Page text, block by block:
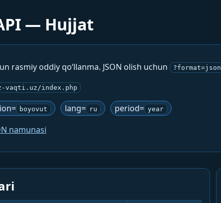
— Hujjat
rasmiy oddiy qo‘llanma. JSON olish uchun ?format=json
vaqti.uz/index.php
boyovut lang= ru period= year
namunasi